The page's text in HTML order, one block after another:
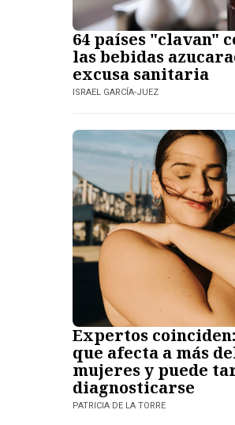
64 países "clavan"
las bebidas
excusa sanitaria
ISRAEL GARCÍA-JUEZ
Expertos
que afecta a más
mujeres y puede
diagnosticarse
PATRICIA DE LA TORRE